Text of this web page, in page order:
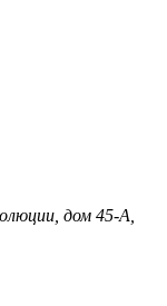
дом 45-А,